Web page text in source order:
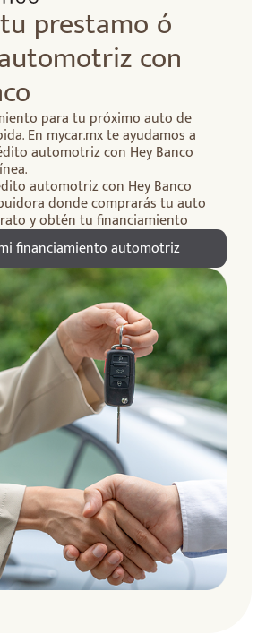
prestamo ó
con
para tu próximo auto de
En mycar.mx te ayudamos a
automotriz con Hey Banco
automotriz con Hey Banco
donde comprarás tu auto
y obtén tu financiamiento
financiamiento automotriz